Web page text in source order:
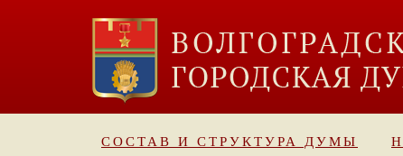
СОСТАВ И СТРУКТУРА ДУМЫ